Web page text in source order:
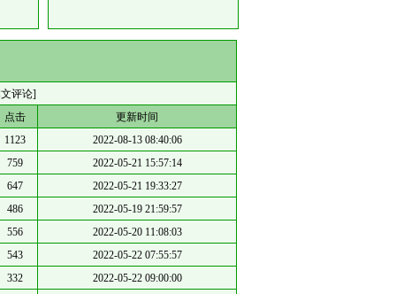
评论]
点击
更新时间
1123
2022-08-13 08:40:06
759
2022-05-21 15:57:14
647
2022-05-21 19:33:27
486
2022-05-19 21:59:57
556
2022-05-20 11:08:03
543
2022-05-22 07:55:57
332
2022-05-22 09:00:00